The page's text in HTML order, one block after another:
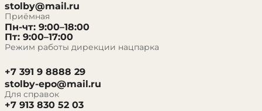
stolby@mail.ru
Приёмная
Пн-чт: 9:00–18:00
Пт: 9:00–17:00
Режим работы дирекции нацпарка
+7 391 9 8888 29
stolby-epo@mail.ru
Для справок
+7 913 830 52 03